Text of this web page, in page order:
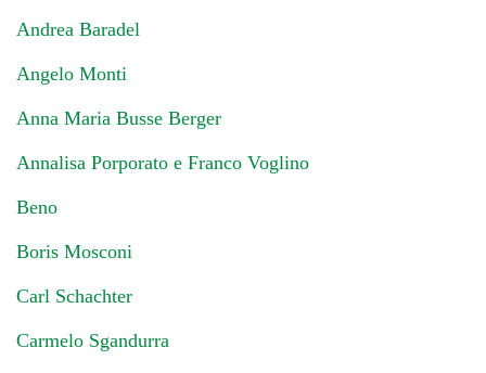
Andrea Baradel
Angelo Monti
Anna Maria Busse Berger
Annalisa Porporato e Franco Voglino
Beno
Boris Mosconi
Carl Schachter
Carmelo Sgandurra